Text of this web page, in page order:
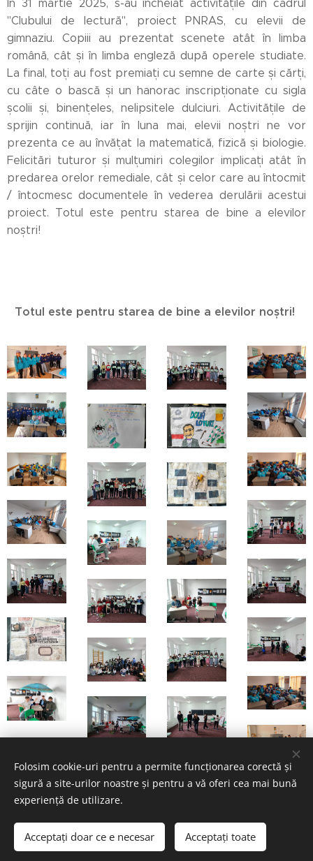
În 31 martie 2025, s-au încheiat activitățile din cadrul
"Clubului de lectură", proiect PNRAS, cu elevii de
gimnaziu. Copiii au prezentat scenete atât în limba
română, cât și în limba engleză după operele studiate.
La final, toți au fost premiați cu semne de carte și cărți,
cu câte o bască și un hanorac inscripționate cu sigla
școlii și, binențeles, nelipsitele dulciuri. Activitățile de
sprijin continuă, iar în luna mai, elevii noștri ne vor
prezenta ce au învățat la matematică, fizică și biologie.
Felicitări tuturor și mulțumiri colegilor implicați atât în
predarea orelor remediale, cât și celor care au întocmit
/ întocmesc documentele în vederea derulării acestui
proiect. Totul este pentru starea de bine a elevilor
noștri!
Totul este pentru starea de bine a elevilor noștri!
Cookie-uri
Folosim cookie-uri pentru a permite funcționarea corectă și
sigură a site-urilor noastre și pentru a vă oferi cea mai bună
experiență de utilizare.
Acceptați doar ce e necesar Acceptați toate